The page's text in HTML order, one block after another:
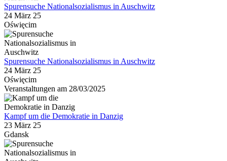
Spurensuche Nationalsozialismus in Auschwitz
24 März 25
Oświęcim
Spurensuche Nationalsozialismus in Auschwitz
24 März 25
Oświęcim
Veranstaltungen am 28/03/2025
Kampf um die Demokratie in Danzig
23 März 25
Gdansk